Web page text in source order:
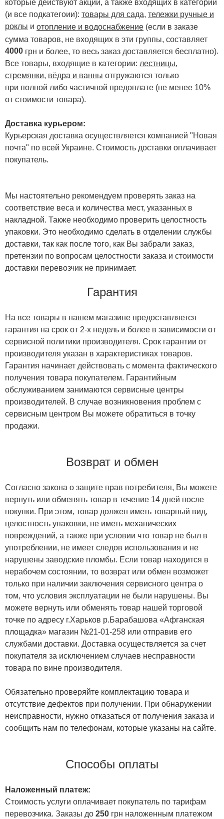
которые действуют акции, а также входящих в категории
(и все подкатегоии): товары для сада, тележки ручные и
роклы и отопление и водоснабжение (если в заказе
сумма товаров, не входящих в эти группы, составляет
4000 грн и более, то весь заказ доставляется бесплатно).
Все товары, входящие в категории: лестницы,
стремянки, вёдра и ванны отгружаются только
при полной либо частичной предоплате (не менее 10%
от стоимости товара).
Доставка курьером:
Курьерская доставка осуществляется компанией "Новая
почта" по всей Украине. Стоимость доставки оплачивает
покупатель.
Мы настоятельно рекомендуем проверять заказ на
соответствие веса и количества мест, указанных в
накладной. Также необходимо проверить целостность
упаковки. Это необходимо сделать в отделении службы
доставки, так как после того, как Вы забрали заказ,
претензии по вопросам целостности заказа и стоимости
доставки перевозчик не принимает.
Гарантия
На все товары в нашем магазине предоставляется
гарантия на срок от 2-х недель и более в зависимости от
сервисной политики производителя. Срок гарантии от
производителя указан в характеристиках товаров.
Гарантия начинает действовать с момента фактического
получения товара покупателем. Гарантийным
обслуживанием занимаются сервисные центры
производителей. В случае возникновения проблем с
сервисным центром Вы можете обратиться в точку
продажи.
Возврат и обмен
Согласно закона о защите прав потребителя, Вы можете
вернуть или обменять товар в течение 14 дней после
покупки. При этом, товар должен иметь товарный вид,
целостность упаковки, не иметь механических
повреждений, а также при условии что товар не был в
употреблении, не имеет следов использования и не
нарушены заводские пломбы. Если товар находится в
нерабочем состоянии, то возврат или обмен возможет
только при наличии заключения сервисного центра о
том, что условия эксплуатации не были нарушены. Вы
можете вернуть или обменять товар нашей торговой
точке по адресу г.Харьков р.Барабашова «Афганская
площадка» магазин №21-01-258 или отправив его
службами доставки. Доставка осуществляется за счет
покупателя за исключением случаев несправности
товара по вине производителя.
Обязательно проверяйте комплектацию товара и
отсутствие дефектов при получении. При обнаружении
неисправности, нужно отказаться от получения заказа и
сообщить нам по телефонам, которые указаны на сайте.
Способы оплаты
Наложенный платеж:
Стоимость услуги оплачивает покупатель по тарифам
перевозчика. Заказы до 250 грн наложенным платежом